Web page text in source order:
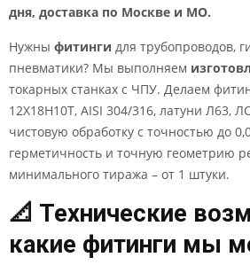
дня, доставка по Москве и МО.
Нужны фитинги для трубопроводов,
пневматики? Мы выполняем
токарных станках с ЧПУ. Делаем
12Х18Н10Т, AISI 304/316, латуни Л63,
чистовую обработку с точностью до
герметичность и точную геометрию
минимального тиража – от 1 штуки.
📐 Технические
какие фитинги мы